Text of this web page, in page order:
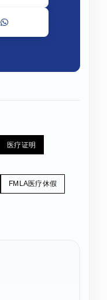
医疗证明
FMLA医疗休假